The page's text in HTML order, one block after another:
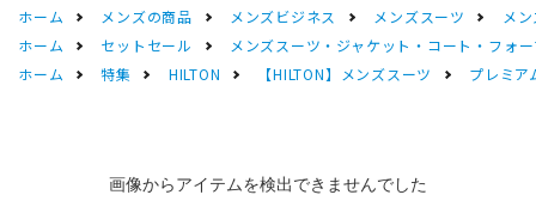
ホーム
メンズの商品 メンズビジネス メンズスーツ
メ
ホーム
セットセール
メンズスーツ・ジャケット・コート・フォ
ホーム
特集 HILTON 【HILTON】メンズスーツ プレミア